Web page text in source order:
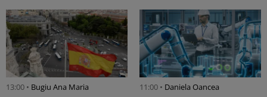
13:00 • Bugiu ⁠Ana Maria 11:00 • Daniela Oancea